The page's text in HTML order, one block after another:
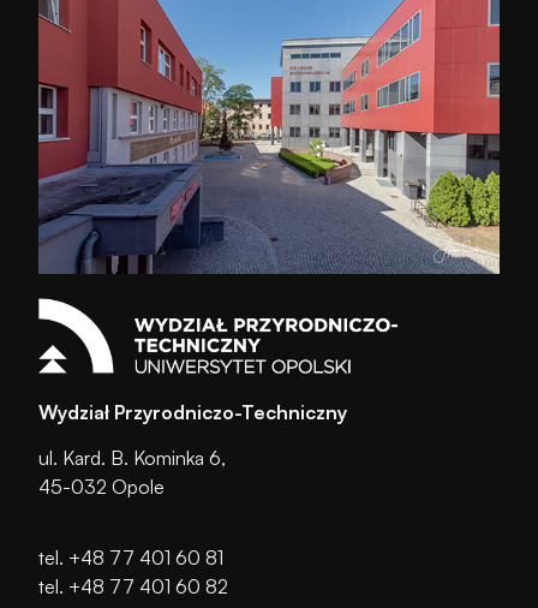
Wydział Przyrodniczo-Techniczny
ul. Kard. B. Kominka 6,
45-032 Opole
tel. +48 77 401 60 81
tel. +48 77 401 60 82